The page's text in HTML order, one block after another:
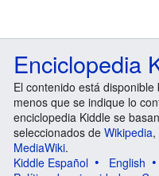
Enciclopedia
El contenido está disponible
menos que se indique lo
enciclopedia Kiddle se
seleccionados de Wikipedia
MediaWiki.
Kiddle Español
English